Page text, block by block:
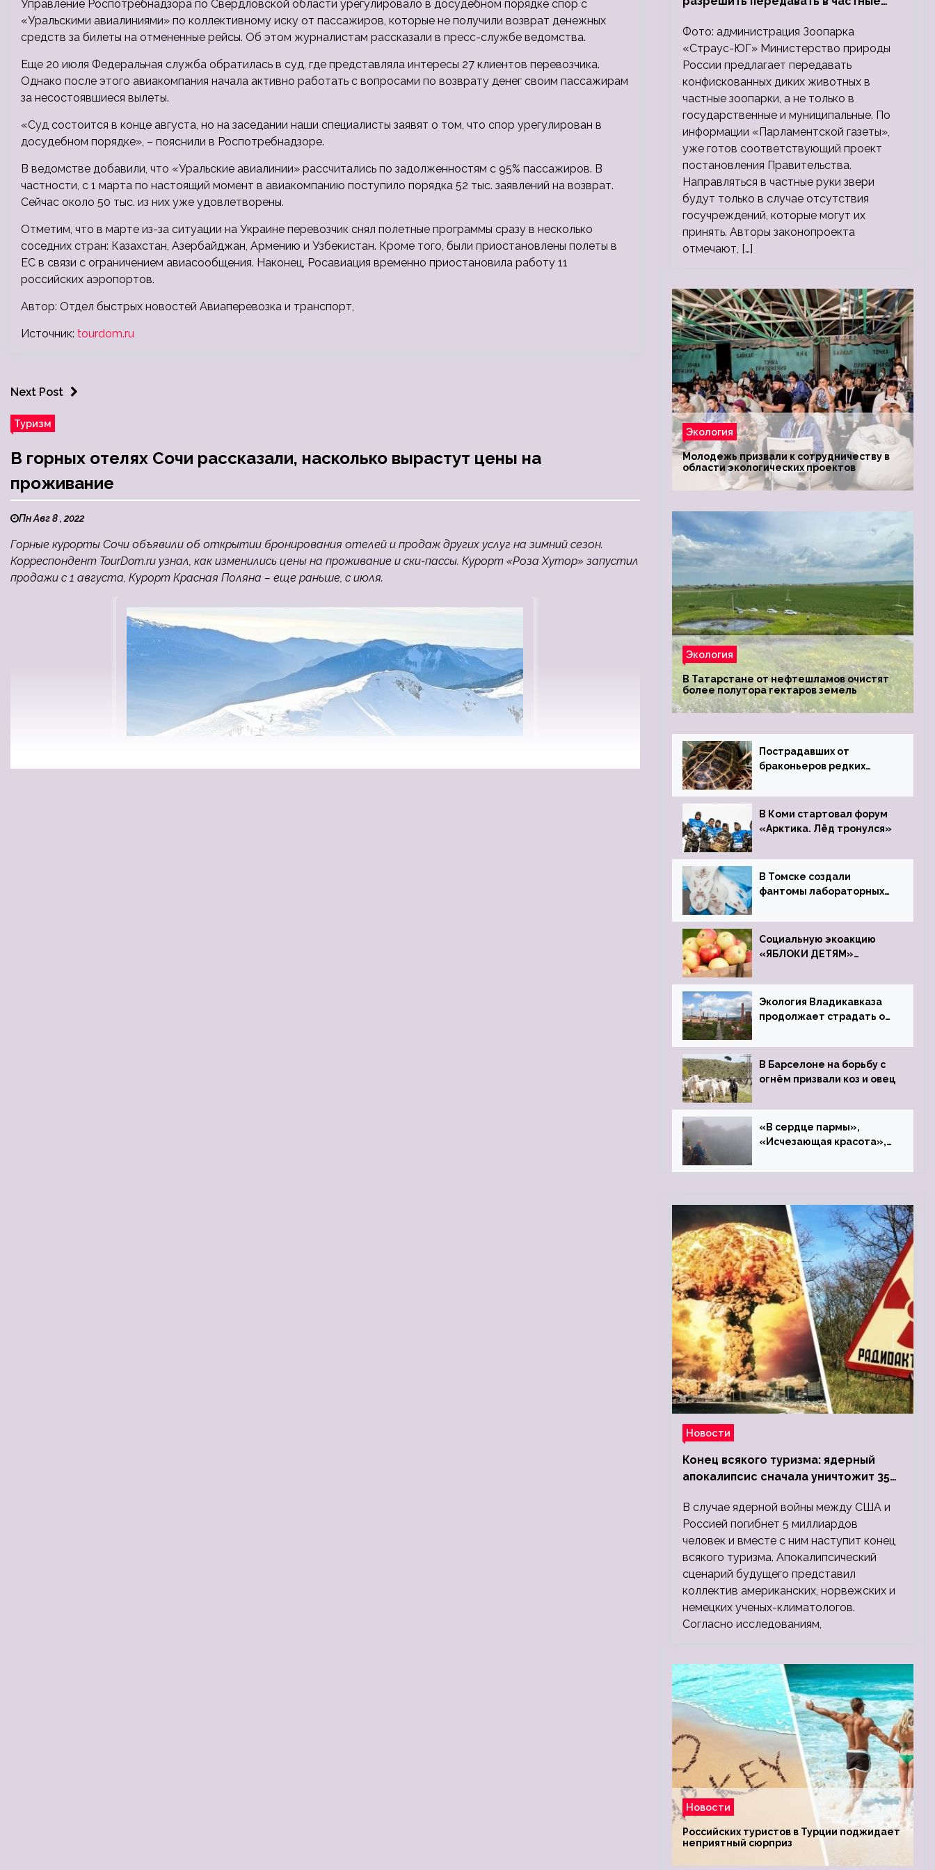
Управление Роспотребнадзора по Свердловской области урегулировало в досудебном порядке спор с
«Уральскими авиалиниями» по коллективному иску от пассажиров, которые не получили возврат денежных
средств за билеты на отмененные рейсы. Об этом журналистам рассказали в пресс-службе ведомства.
Еще 20 июля Федеральная служба обратилась в суд, где представляла интересы 27 клиентов перевозчика.
Однако после этого авиакомпания начала активно работать с вопросами по возврату денег своим пассажирам
за несостоявшиеся вылеты.
«Суд состоится в конце августа, но на заседании наши специалисты заявят о том, что спор урегулирован в
досудебном порядке», – пояснили в Роспотребнадзоре.
В ведомстве добавили, что «Уральские авиалинии» рассчитались по задолженностям с 95% пассажиров. В
частности, с 1 марта по настоящий момент в авиакомпанию поступило порядка 52 тыс. заявлений на возврат.
Сейчас около 50 тыс. из них уже удовлетворены.
Отметим, что в марте из-за ситуации на Украине перевозчик снял полетные программы сразу в несколько
соседних стран: Казахстан, Азербайджан, Армению и Узбекистан. Кроме того, были приостановлены полеты в
ЕС в связи с ограничением авиасообщения. Наконец, Росавиация временно приостановила работу 11
российских аэропортов.
Автор: Отдел быстрых новостей Авиаперевозка и транспорт,
Источник: tourdom.ru
Next Post
Туризм
В горных отелях Сочи рассказали, насколько вырастут цены на
проживание
Пн Авг 8 , 2022
Горные курорты Сочи объявили об открытии бронирования отелей и продаж других услуг на зимний сезон.
Корреспондент TourDom.ru узнал, как изменились цены на проживание и ски-пассы. Курорт «Роза Хутор» запустил
продажи с 1 августа, Курорт Красная Поляна – еще раньше, с июля.
Фото: администрация Зоопарка
«Страус-ЮГ» Министерство природы
России предлагает передавать
конфискованных диких животных в
частные зоопарки, а не только в
государственные и муниципальные. По
информации «Парламентской газеты»,
уже готов соответствующий проект
постановления Правительства.
Направляться в частные руки звери
будут только в случае отсутствия
госучреждений, которые могут их
принять. Авторы законопроекта
отмечают, […]
Экология
Молодежь призвали к сотрудничеству в
области экологических проектов
Экология
В Татарстане от нефтешламов очистят
более полутора гектаров земель
Пострадавших от
браконьеров редких
Ростовский зоопарк
В Коми стартовал форум
«Арктика. Лёд тронулся»
В Томске создали
фантомы лабораторных
Социальную экоакцию
«ЯБЛОКИ ДЕТЯМ»
Экология Владикавказа
продолжает страдать от
завода
В Барселоне на борьбу с
огнём призвали коз и овец
«В сердце пармы»,
«Исчезающая красота»,
Новости
Конец всякого туризма: ядерный
апокалипсис сначала уничтожит 350
людей
В случае ядерной войны между США и
Россией погибнет 5 миллиардов
человек и вместе с ним наступит конец
всякого туризма. Апокалипсический
сценарий будущего представил
коллектив американских, норвежских и
немецких ученых-климатологов.
Согласно исследованиям,
Новости
Российских туристов в Турции поджидает
неприятный сюрприз